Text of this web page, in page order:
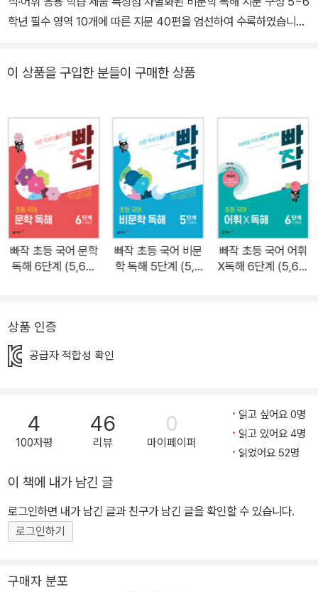
학년 필수 영역 10개에 따른 지문 40편을 엄선하여 수록하였습니다.
제재, 주제 파악]-[2~3. 세부 내용 이해]-[4. 적용 및 추론, 어휘·문
서 완벽하게 지문을 이해할 수 있습니다. 지문 구조 분석을 통한 바른
독해 훈련 설명문, 논설문 등 글의 종류에 따라 지문의 구조를 분석하
는 훈련을 하도록 구성하였습니다. 핵심 주제어, 글의 중심 내용 정리,
문단별 중심 내용 요약, 글의 구조 도식화 등을 통해 글의 구조를 바르
게 파악할 수 있습니다. 다양한 배경지식 습득 매 지문마다 5~6학년
눈높이에 맞는 배경지식을 수록하였습니다. 세밀화를 통해 지문의 내
용과 관련된 지식을 풍부하게 알 수 있도록 구성하였습니다. 지문별
5개 필수 어휘 학습 지문과 연계된 5개 어휘를 선별하여 구성하였습
이 상품을 구입한 분들이 구매한 상품
빠작 초등 국어 문학
독해 6단계 (5,6학
빠작 초등 국어 비문
학 독해 5단계 (5,6
빠작 초등 국어 어휘
X독해 6단계 (5,6학
상품 인증
공급자 적합성 확인
4
100자평
46
리뷰
0
마이페이퍼
읽고 싶어요 0명
읽고 있어요 4명
읽었어요 52명
이 책에 내가 남긴 글
로그인하면 내가 남긴 글과 친구가 남긴 글을 확인할 수 있습니다.
로그인하기
구매자 분포